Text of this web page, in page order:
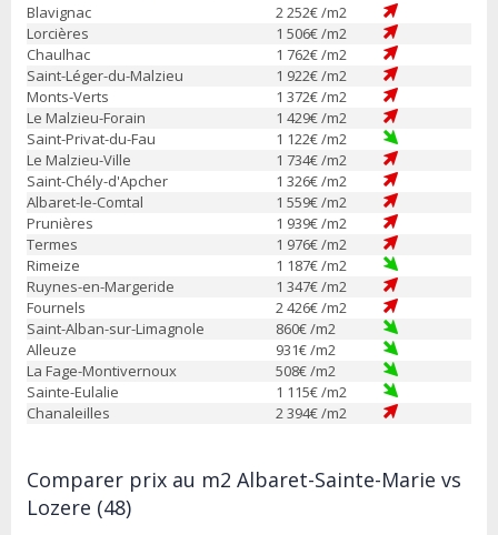
Blavignac 2 252€ /m2
Lorcières
1 506€ /m2
Chaulhac
1 762€ /m2
Saint-Léger-du-Malzieu
1 922€ /m2
Monts-Verts
1 372€ /m2
Le Malzieu-Forain
1 429€ /m2
Saint-Privat-du-Fau
1 122€ /m2
Le Malzieu-Ville
1 734€ /m2
Saint-Chély-d'Apcher
1 326€ /m2
Albaret-le-Comtal
1 559€ /m2
Prunières
1 939€ /m2
Termes
1 976€ /m2
Rimeize
1 187€ /m2
Ruynes-en-Margeride
1 347€ /m2
Fournels
2 426€ /m2
Saint-Alban-sur-Limagnole
860€ /m2
Alleuze
931€ /m2
La Fage-Montivernoux
508€ /m2
Sainte-Eulalie
1 115€ /m2
Chanaleilles
2 394€ /m2
Comparer prix au m2 Albaret-Sainte-Marie vs
Lozere (48)